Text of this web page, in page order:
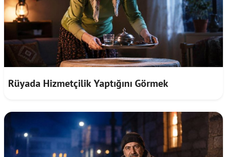
Rüyada Hizmetçilik Yaptığını Görmek